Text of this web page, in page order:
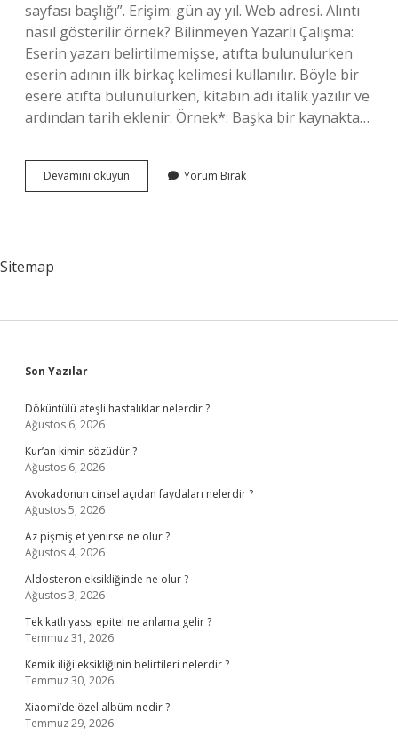
sayfası başlığı”. Erişim: gün ay yıl. Web adresi. Alıntı
nasıl gösterilir örnek? Bilinmeyen Yazarlı Çalışma:
Eserin yazarı belirtilmemişse, atıfta bulunulurken
eserin adının ilk birkaç kelimesi kullanılır. Böyle bir
esere atıfta bulunulurken, kitabın adı italik yazılır ve
ardından tarih eklenir: Örnek*: Başka bir kaynakta…
Devamını okuyun
Kaynakçada
Yorum Bırak
Sitemap
Sidebar
Son Yazılar
Döküntülü ateşli hastalıklar nelerdir ?
Ağustos 6, 2026
Kur’an kimin sözüdür ?
Ağustos 6, 2026
Avokadonun cinsel açıdan faydaları nelerdir ?
Ağustos 5, 2026
Az pişmiş et yenirse ne olur ?
Ağustos 4, 2026
Aldosteron eksikliğinde ne olur ?
Ağustos 3, 2026
Tek katlı yassı epitel ne anlama gelir ?
Temmuz 31, 2026
Kemik iliği eksikliğinin belirtileri nelerdir ?
Temmuz 30, 2026
Xiaomi’de özel albüm nedir ?
Temmuz 29, 2026